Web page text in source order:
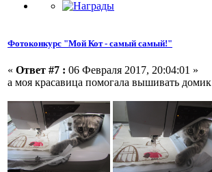
Фотоконкурс "Мой Кот - самый самый!"
« Ответ #7 : 06 Февраля 2017, 20:04:01 »
а моя красавица помогала вышивать домик